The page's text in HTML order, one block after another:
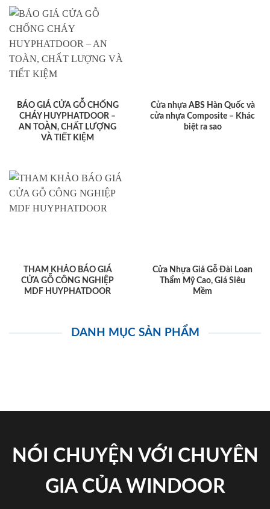
BÁO GIÁ CỬA GỖ CHỐNG
CHÁY HUYPHATDOOR –
AN TOÀN, CHẤT LƯỢNG
VÀ TIẾT KIỆM
Cửa nhựa ABS Hàn Quốc và
cửa nhựa Composite – Khác
biệt ra sao
THAM KHẢO BÁO GIÁ
CỬA GỖ CÔNG NGHIỆP
MDF HUYPHATDOOR
Cửa Nhựa Giả Gỗ Đài Loan
Thẩm Mỹ Cao, Giá Siêu
Mềm
DANH MỤC SẢN PHẨM
NÓI CHUYỆN VỚI CHUYÊN
GIA CỦA WINDOOR